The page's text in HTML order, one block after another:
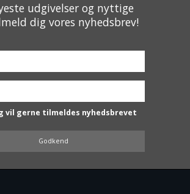
udgivelser og nyttige
dig vores nyhedsbrev!
vil gerne tilmeldes nyhedsbrevet
Godkend